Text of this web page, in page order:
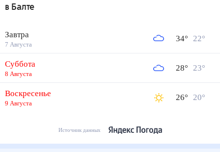
в Балте
Завтра
7 Августа
34° 22°
Суббота
8 Августа
28° 23°
Воскресенье
9 Августа
26° 20°
Источник данных